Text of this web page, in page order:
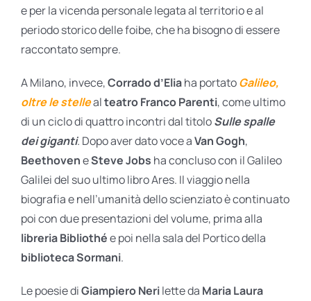
e per la vicenda personale legata al territorio e al
periodo storico delle foibe, che ha bisogno di essere
raccontato sempre.
A Milano, invece,Corrado d’Eliaha portatoGalileo,
oltre le stellealteatro Franco Parenti, come ultimo
di un ciclo di quattro incontri dal titoloSulle spalle
dei giganti. Dopo aver dato voce aVan Gogh,
BeethoveneSteve Jobs ha concluso con il Galileo
Galilei del suo ultimo libro Ares. Il viaggio nella
biografia e nell’umanità dello scienziato è continuato
poi con due presentazioni del volume, prima alla
libreria Bibliothée poi nella sala del Portico della
biblioteca Sormani.
Le poesie diGiampiero Nerilette da Maria Laura